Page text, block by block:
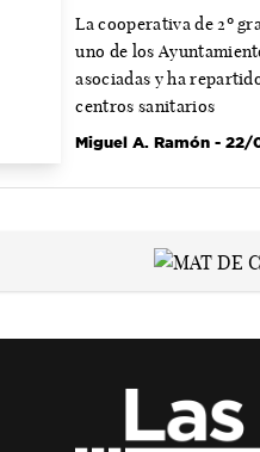
La cooperativa de 2º
uno de los
asociadas y ha
centros sanitarios
Miguel A. Ramón - 22/